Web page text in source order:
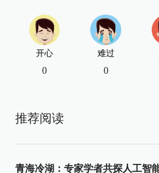
开心
0
难过
0
推荐阅读
青海冷湖：专家学者共探人工智